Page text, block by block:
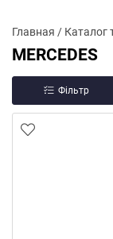
Главная / Каталог
MERCEDES
Фільтр